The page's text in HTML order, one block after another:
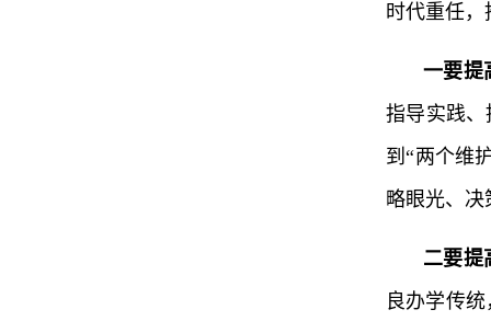
时代重任，
一要提
指导实践
到“两个维
略眼光、决
二要提
良办学传